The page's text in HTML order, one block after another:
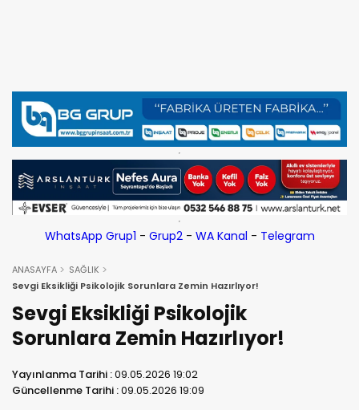
WhatsApp Grup1 - Grup2- WA Kanal - Telegram
ANASAYFA
SAĞLIK
Sevgi Eksikliği Psikolojik Sorunlara Zemin Hazırlıyor!
Sevgi Eksikliği Psikolojik
Sorunlara Zemin Hazırlıyor!
Yayınlanma Tarihi :09.05.2026 19:02
Güncellenme Tarihi :09.05.2026 19:09